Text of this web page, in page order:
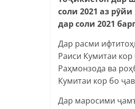
соли 2021 аз
дар соли 2021
Дар расми
Раиси Кумитаи
Раҳмонзода ва
Кумитаи кор бо
Дар маросими